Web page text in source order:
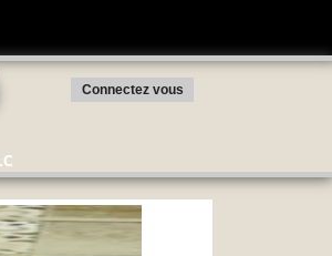
Connectez vous
– La plateforme de boutique en ligne